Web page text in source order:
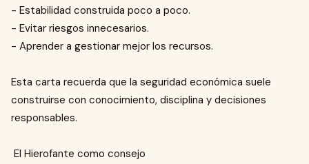
- Estabilidad construida poco a poco.
- Evitar riesgos innecesarios.
- Aprender a gestionar mejor los recursos.
Esta carta recuerda que la seguridad económica suele
construirse con conocimiento, disciplina y decisiones
responsables.
El Hierofante como consejo